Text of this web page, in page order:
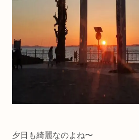
夕日も綺麗なのよね〜